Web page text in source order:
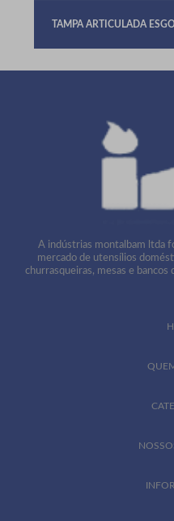
TAMPA ARTICULADA
A indústrias montalbam ltda
mercado de utensílios
churrasqueiras, mesas e